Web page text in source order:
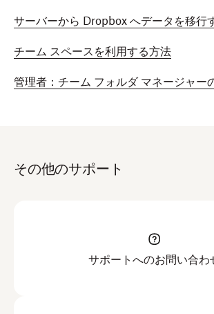
サーバーから Dropbox へデータを移行
チーム スペースを利用する方法
管理者：チーム フォルダ マネージャー
その他のサポート
サポートへのお問い合わ